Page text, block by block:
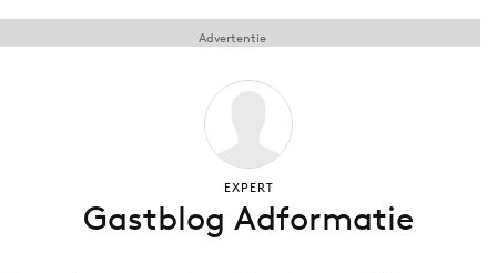
Vacatures
Academy
Advertentie
EXPERT
Gastblog Adformatie